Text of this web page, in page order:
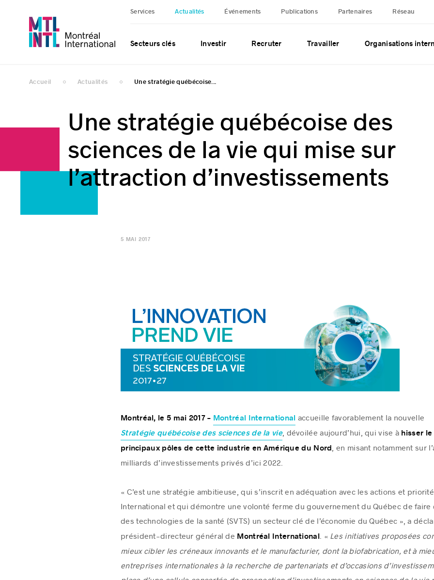
Services Actualités Événements Publications Partenaires Réseau
Secteurs clés Investir Recruter Travailler Organisations
Accueil Actualités Une stratégie québécoise...
Une stratégie québécoise des
sciences de la vie qui mise sur
l’attraction d’investissements
5 MAI 2017
Montréal, le 5 mai 2017 – Montréal International accueille favorablement la nouvelle
Stratégie québécoise des sciences de la vie, dévoilée aujourd’hui, qui vise à hisser le
principaux pôles de cette industrie en Amérique du Nord , en misant notamment sur
milliards d’investissements privés d’ici 2022.
« C’est une stratégie ambitieuse, qui s’inscrit en adéquation avec les actions et
International et qui démontre une volonté ferme du gouvernement du Québec de
des technologies de la santé (SVTS) un secteur clé de l’économie du Québec », a
président-directeur général de Montréal International. « Les initiatives proposées
mieux cibler les créneaux innovants et le manufacturier, dont la biofabrication, et à
entreprises internationales à la recherche de partenariats et d’occasions